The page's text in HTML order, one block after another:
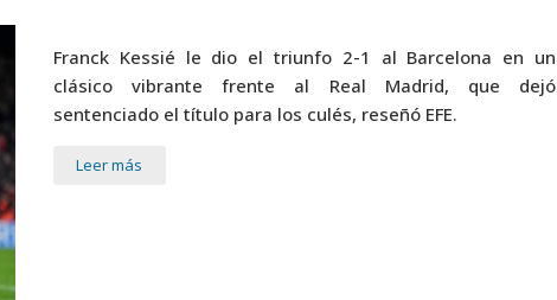
Franck Kessié le dio el triunfo 2-1 al Barcelona en un
clásico vibrante frente al Real Madrid, que dejó
sentenciado el título para los culés, reseñó EFE.
Leer más